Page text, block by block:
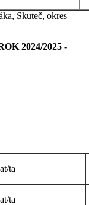
Skuteč, okres
2024/2025 -
ta
ta